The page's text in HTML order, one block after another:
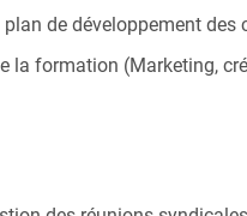
de développement
la formation (Marketing,